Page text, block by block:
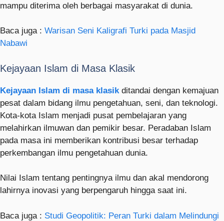
mampu diterima oleh berbagai masyarakat di dunia.
Baca juga : Warisan Seni Kaligrafi Turki pada Masjid
Nabawi
Kejayaan Islam di Masa Klasik
Kejayaan Islam di masa klasik ditandai dengan kemajuan
pesat dalam bidang ilmu pengetahuan, seni, dan teknologi.
Kota-kota Islam menjadi pusat pembelajaran yang
melahirkan ilmuwan dan pemikir besar. Peradaban Islam
pada masa ini memberikan kontribusi besar terhadap
perkembangan ilmu pengetahuan dunia.
Nilai Islam tentang pentingnya ilmu dan akal mendorong
lahirnya inovasi yang berpengaruh hingga saat ini.
Baca juga : Studi Geopolitik: Peran Turki dalam Melindungi